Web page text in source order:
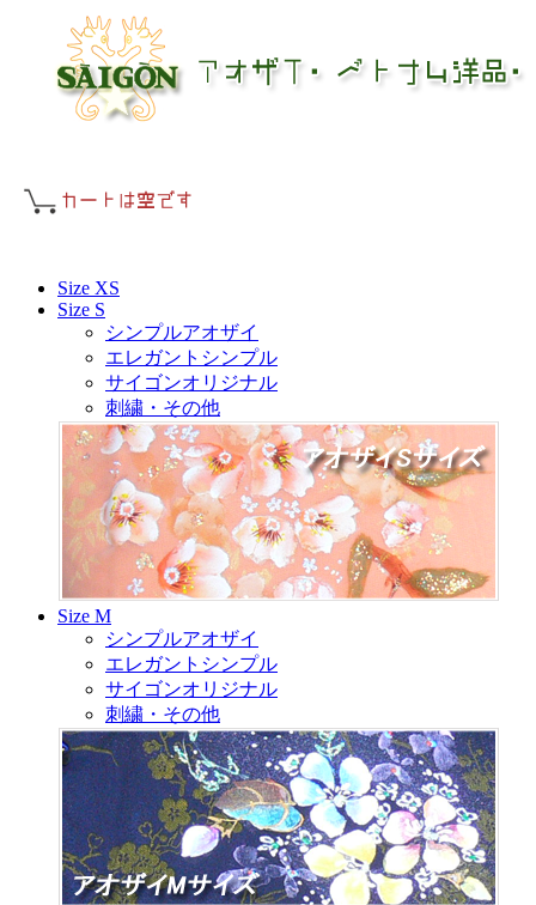
Size XS
Size S
シンプルアオザイ
エレガントシンプル
サイゴンオリジナル
刺繍・その他
Size M
シンプルアオザイ
エレガントシンプル
サイゴンオリジナル
刺繍・その他